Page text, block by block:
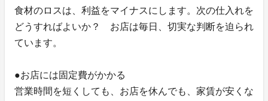
食材のロスは、利益をマイナスにします。次の仕入れを
どうすればよいか？ お店は毎日、切実な判断を迫られ
ています。
●お店には固定費がかかる
営業時間を短くしても、お店を休んでも、家賃が安くな